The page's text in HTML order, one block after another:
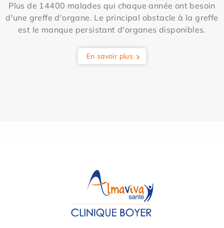
Plus de 14400 malades qui chaque année ont besoin
d'une greffe d'organe. Le principal obstacle à la greffe
est le manque persistant d'organes disponibles.
En savoir plus